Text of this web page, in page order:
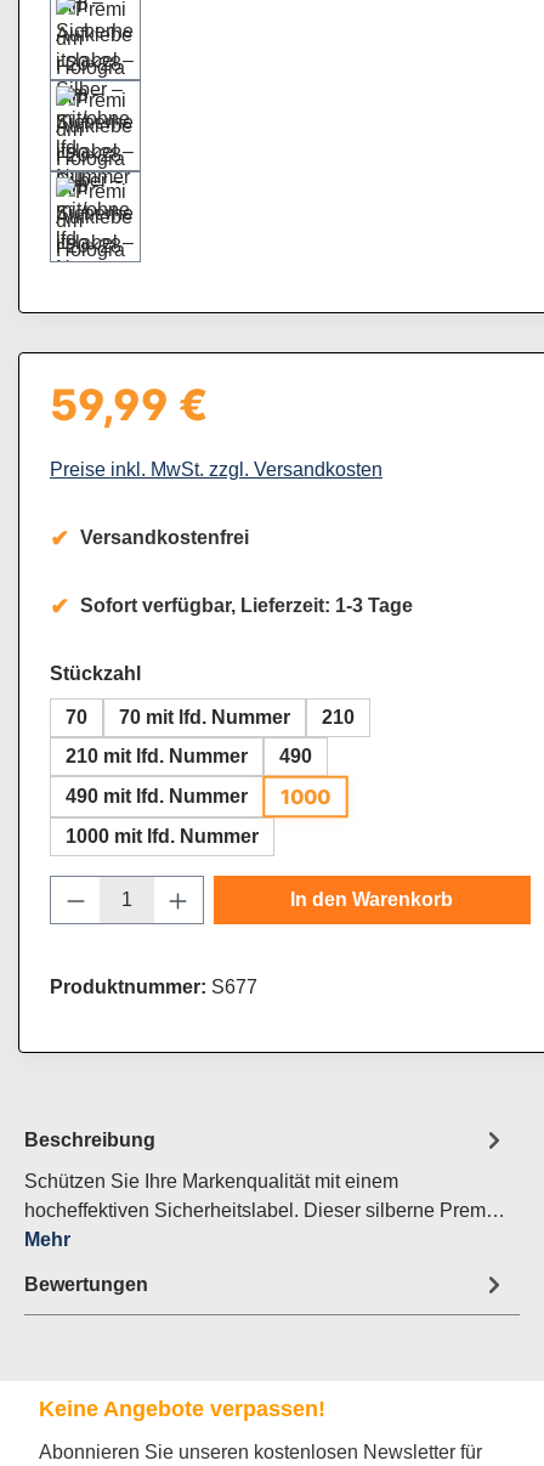
Regulärer Preis:
59,99 €
Preise inkl. MwSt. zzgl. Versandkosten
Versandkostenfrei
Sofort verfügbar, Lieferzeit: 1-3 Tage
Stückzahl auswählen
70 70 mit lfd. Nummer
210
210 mit lfd. Nummer
490
490 mit lfd. Nummer
1000
1000 mit lfd. Nummer
Produkt Anzahl: Gib den gewünschten
In den Warenkorb
Produktnummer: S677
Beschreibung
Schützen Sie Ihre Markenqualität mit einem
hocheffektiven Sicherheitslabel. Dieser silberne Prem…
Mehr
Bewertungen
Keine Angebote verpassen!
Abonnieren Sie unseren kostenlosen Newsletter für